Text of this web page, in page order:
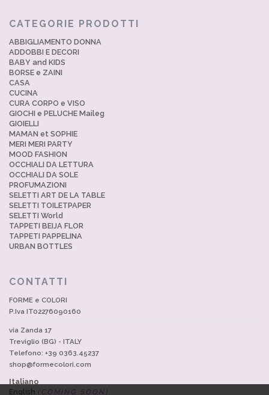
CATEGORIE PRODOTTI
ABBIGLIAMENTO DONNA
ADDOBBI E DECORI
BABY and KIDS
BORSE e ZAINI
CASA
CUCINA
CURA CORPO e VISO
GIOCHI e PELUCHE Maileg
GIOIELLI
MAMAN et SOPHIE
MERI MERI PARTY
MOOD FASHION
OCCHIALI DA LETTURA
OCCHIALI DA SOLE
PROFUMAZIONI
SELETTI ART DE LA TABLE
SELETTI TOILETPAPER
SELETTI World
TAPPETI BEIJA FLOR
TAPPETI PAPPELINA
URBAN BOTTLES
CONTATTI
FORME e COLORI
P.Iva IT02276090160
via Zanda 17
Treviglio (BG) - ITALY
Telefono: +39 0363.45237
shop@formecolori.com
Italiano
English (COMING SOON)